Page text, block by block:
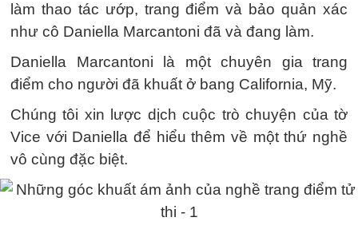
làm thao tác ướp, trang điểm và bảo quản xác
như cô Daniella Marcantoni đã và đang làm.
Daniella Marcantoni là một chuyên gia trang
điểm cho người đã khuất ở bang California, Mỹ.
Chúng tôi xin lược dịch cuộc trò chuyện của tờ
Vice với Daniella để hiểu thêm về một thứ nghề
vô cùng đặc biệt.